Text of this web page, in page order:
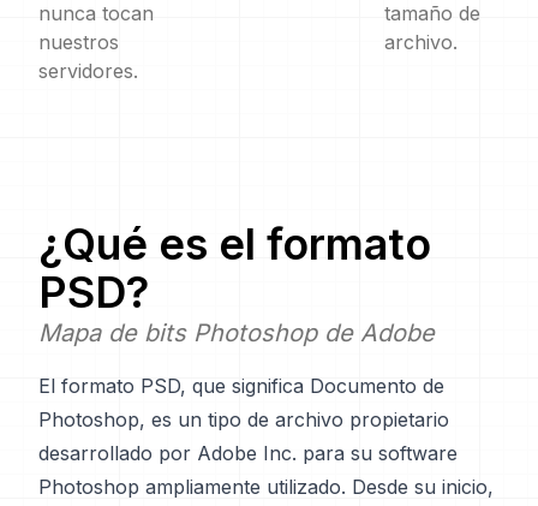
nunca tocan
nuestros
servidores.
tamaño de
archivo.
¿Qué es el formato
PSD?
Mapa de bits Photoshop de Adobe
El formato PSD, que significa Documento de
Photoshop, es un tipo de archivo propietario
desarrollado por Adobe Inc. para su software
Photoshop ampliamente utilizado. Desde su inicio,